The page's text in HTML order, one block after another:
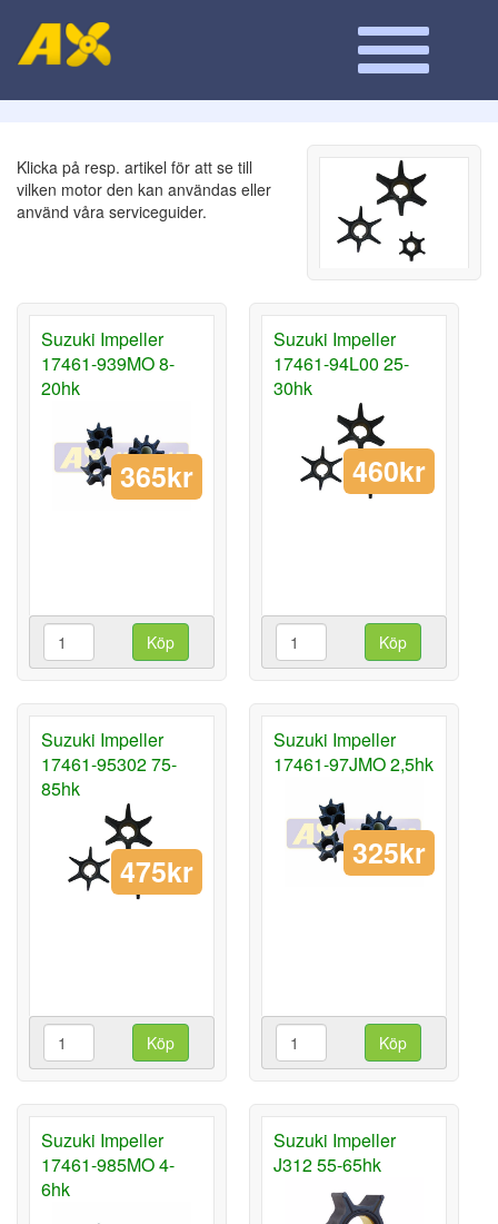
Klicka på resp. artikel för att se till
vilken motor den kan användas eller
använd våra serviceguider.
Suzuki Impeller
17461-939MO 8-
20hk
365kr
Köp
Suzuki Impeller
17461-94L00 25-
30hk
460kr
Köp
Suzuki Impeller
17461-95302 75-
85hk
475kr
Köp
Suzuki Impeller
17461-97JMO 2,5hk
325kr
Köp
Suzuki Impeller
17461-985MO 4-
6hk
Suzuki Impeller
J312 55-65hk